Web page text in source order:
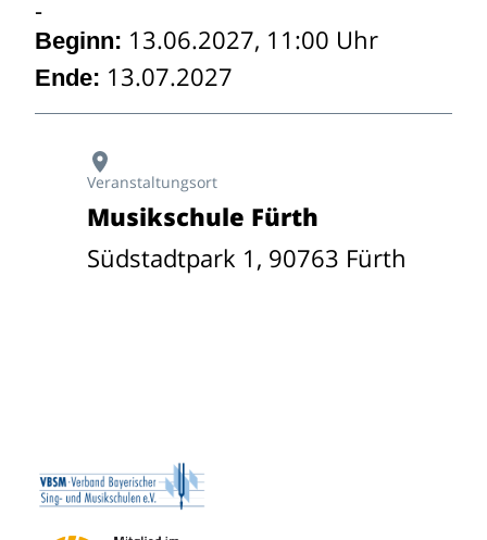
Beginn: 13.06.2027, 11:00 Uhr
Ende: 13.07.2027
Veranstaltungsort
Musikschule Fürth
Südstadtpark 1, 90763 Fürth